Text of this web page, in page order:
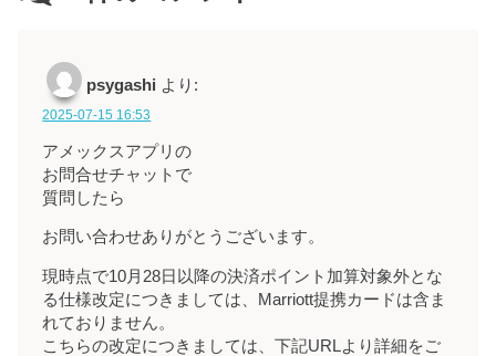
psygashi より:
2025-07-15 16:53
アメックスアプリの
お問合せチャットで
質問したら
お問い合わせありがとうございます。
現時点で10月28日以降の決済ポイント加算対象外とな
る仕様改定につきましては、Marriott提携カードは含ま
れておりません。
こちらの改定につきましては、下記URLより詳細をご